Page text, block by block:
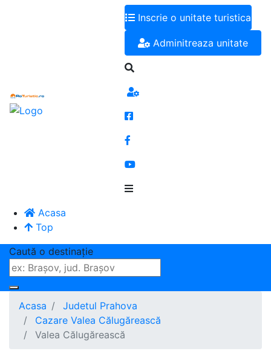
Inscrie o unitate turistica
Adminitreaza unitate
Acasa
Top
Caută o destinaţie
Acasa
Judetul Prahova
Cazare Valea Călugărească
Valea Călugărească